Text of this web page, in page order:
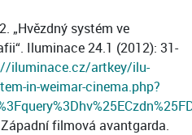
„Hvězdný systém ve
Iluminace 24.1 (2012): 31-
iluminace.cz/artkey/ilu-
in-weimar-cinema.php?
filmová avantgarda.